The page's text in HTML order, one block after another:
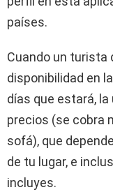
países.
Cuando un turista
disponibilidad en
días que estará,
precios (se cobra
sofá), que
de tu lugar, e
incluyes.